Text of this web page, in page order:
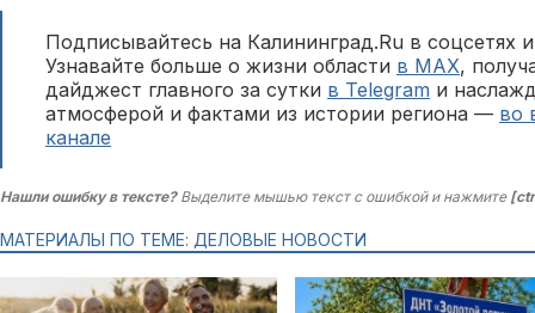
Подписывайтесь на Калининград.Ru в соцсетях
Узнавайте больше о жизни области в MAX,
дайджест главного за сутки в Telegram и
атмосферой и фактами из истории региона — во
канале
Нашли ошибку в тексте?Выделите мышью текст с ошибкой и нажмите
МАТЕРИАЛЫ ПО ТЕМЕ: ДЕЛОВЫЕ НОВОСТИ